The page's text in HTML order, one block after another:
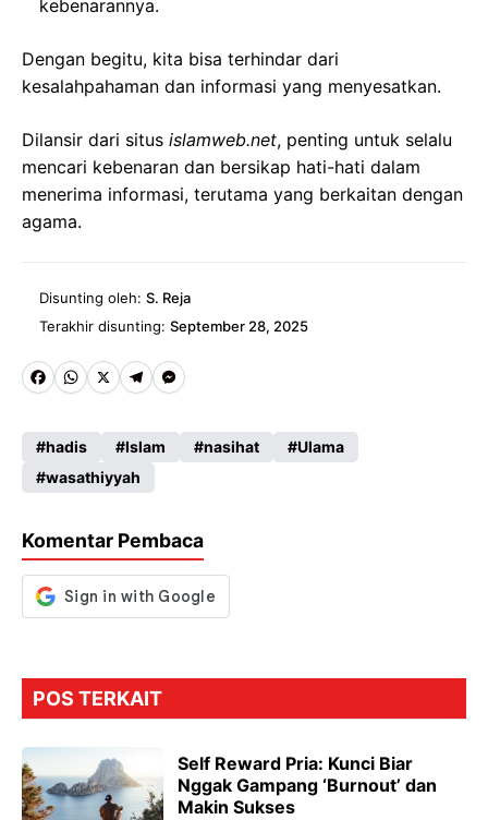
kebenarannya.
Dengan begitu, kita bisa terhindar dari
kesalahpahaman dan informasi yang menyesatkan.
Dilansir dari situs islamweb.net, penting untuk selalu
mencari kebenaran dan bersikap hati-hati dalam
menerima informasi, terutama yang berkaitan dengan
agama.
Disunting oleh: S. Reja
Terakhir disunting: September 28, 2025
Fa
b
o
k
W
ts
A
p
X
Te
gr
a
M
se
er
hadis Islam nasihat
Ulama
wasathiyyah
Komentar Pembaca
POS TERKAIT
Self Reward Pria: Kunci Biar
Nggak Gampang ‘Burnout’ dan
Makin Sukses